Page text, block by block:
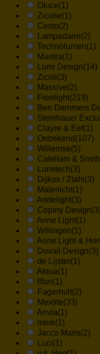
Oluce(1)
Zicolie(1)
Cesto(2)
Lampadaire(2)
Technolumen(1)
Mantra(1)
Lumi Design(14)
Zicoli(3)
Massive(2)
Freelight(219)
Ben Demmers
Steinhauer
Clayre & Eef(1)
Onbekend (107)
Willemse(5)
Catellani & Smith
Lumitech(3)
Dijkos / Ztahl (3)
Materlicht(1)
Artdelight(3)
Copiny Design(3)
Anne Light(1)
Willingen(1)
Anne Light &
Dovali Design(3)
de Lijster(1)
Aktua(1)
Ilfari(1)
Fagerhult(2)
Mexlite(33)
Anvia(1)
merk(1)
Jacco Maris(2)
Luci(1)